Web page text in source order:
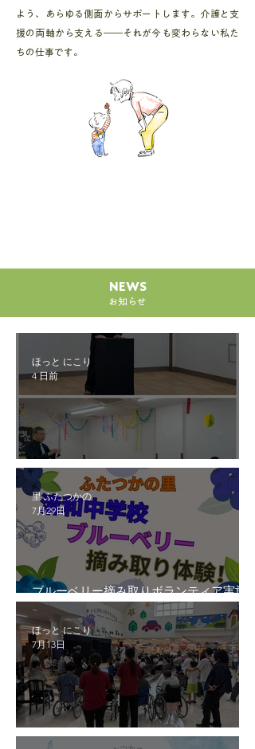
よう、あらゆる側面からサポートします。介護と支
援の両軸から支える――それが今も変わらない私た
ちの仕事です。
​NEWS
​お知らせ
🎉にこりほっと4周年祭🎉
ほっと にこり
4 日前
ブルーベリー摘み取りボランティア実施
しました。
里 ふたつかの
7月29日
神楽鑑賞
ほっと にこり
7月13日